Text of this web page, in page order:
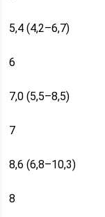
5,4 (4,2–6,7)
6
7,0 (5,5–8,5)
7
8,6 (6,8–10,3)
8